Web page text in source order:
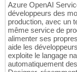
Azure OpenAI
développeurs des
production, avec un
même service de
alimenter ses
aide les
exploite le langage
automatiquement